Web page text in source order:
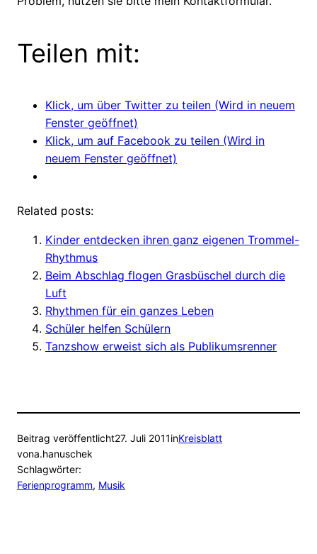
Teilen mit:
Klick, um über Twitter zu teilen (Wird in neuem
Fenster geöffnet)
Klick, um auf Facebook zu teilen (Wird in
neuem Fenster geöffnet)
Related posts:
Kinder entdecken ihren ganz eigenen Trommel-
Rhythmus
Beim Abschlag flogen Grasbüschel durch die
Luft
Rhythmen für ein ganzes Leben
Schüler helfen Schülern
Tanzshow erweist sich als Publikumsrenner
Beitrag veröffentlicht27. Juli 2011inKreisblatt
vona.hanuschek
Schlagwörter:
Ferienprogramm, Musik